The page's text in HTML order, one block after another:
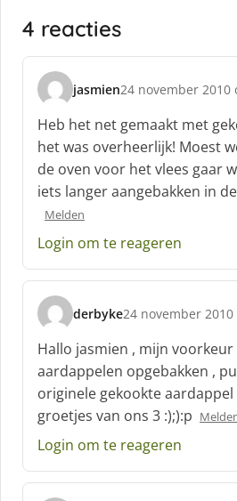
4 reacties
jasmien
s
c
h
r
e
e
24 november 2010
Heb het net gemaakt met
het was overheerlijk! Moest
de oven voor het vlees gaar
iets langer aangebakken in
Melden
Login om te reageren
derbyke
s
c
h
r
e
e
:
24 november 2010
Hallo jasmien , mijn
aardappelen opgebakken ,
originele gekookte aardappel
groetjes van ons 3 :);):p
Login om te reageren